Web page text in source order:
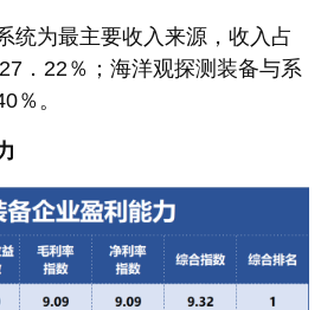
统为最主要收入来源，收入占
．22％；海洋观探测装备与系
％。